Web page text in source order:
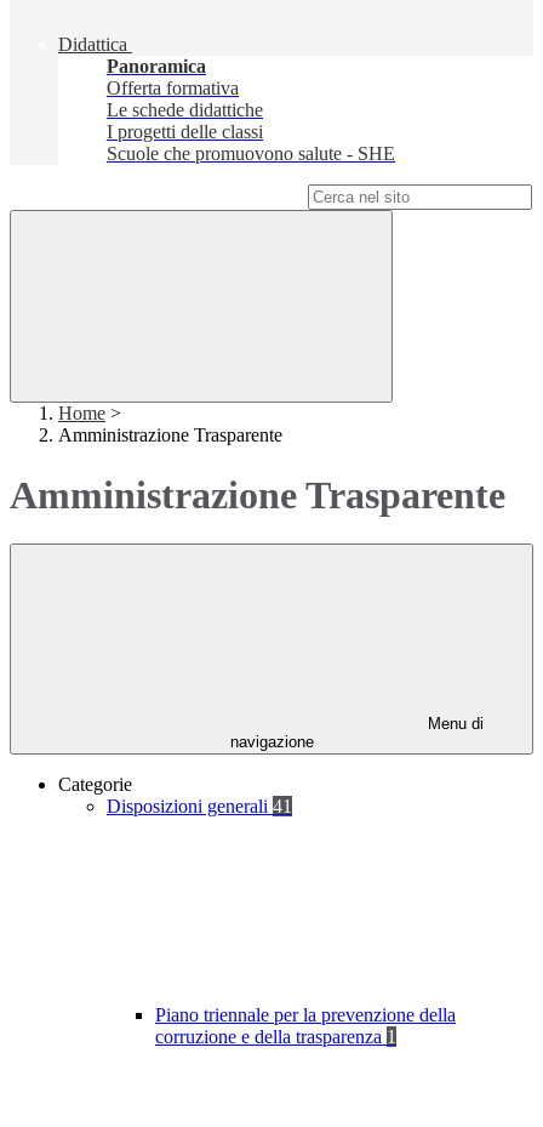
Didattica
Panoramica
Offerta formativa
Le schede didattiche
I progetti delle classi
Scuole che promuovono salute - SHE
Home >
Amministrazione Trasparente
Amministrazione Trasparente
Menu di
navigazione
Categorie
Disposizioni generali 41
Piano triennale per la prevenzione della
corruzione e della trasparenza 1